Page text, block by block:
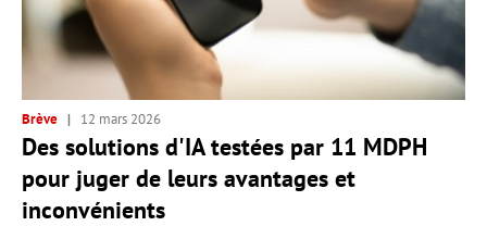
Brève 12 mars 2026
Des solutions d'IA testées par 11 MDPH
pour juger de leurs avantages et
inconvénients